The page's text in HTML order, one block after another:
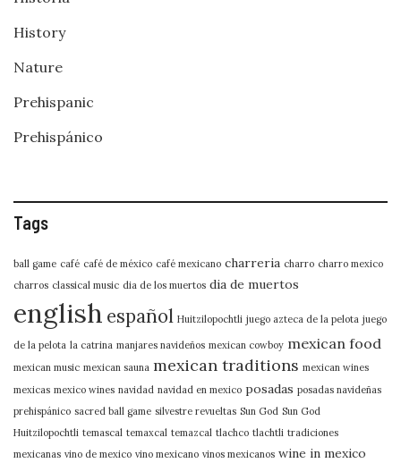
History
Nature
Prehispanic
Prehispánico
Tags
ball game café café de méxico café mexicano charreria charro charro mexico
charros classical music dia de los muertos dia de muertos
english español Huitzilopochtli juego azteca de la pelota juego
de la pelota la catrina manjares navideños mexican cowboy mexican food
mexican music mexican sauna mexican traditions mexican wines
mexicas mexico wines navidad navidad en mexico posadas posadas navideñas
prehispánico sacred ball game silvestre revueltas Sun God Sun God
Huitzilopochtli temascal temaxcal temazcal tlachco tlachtli tradiciones
mexicanas vino de mexico vino mexicano vinos mexicanos wine in mexico